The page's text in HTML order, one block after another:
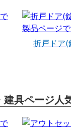
折戸ドア(
具ページ人